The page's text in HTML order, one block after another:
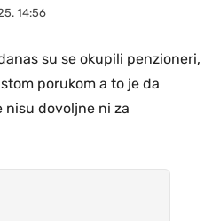
14:56
su se okupili penzioneri,
porukom a to je da
nisu dovoljne ni za